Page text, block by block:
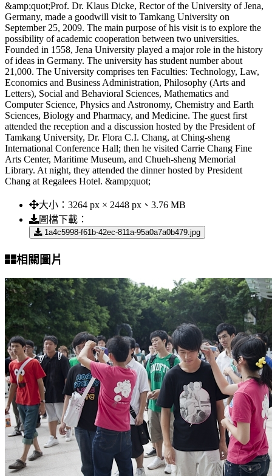
&amp;quot;Prof. Dr. Klaus Dicke, Rector of the University of Jena,
Germany, made a goodwill visit to Tamkang University on
September 25, 2009. The main purpose of his visit is to explore the
possibility of academic cooperation between two universities.
Founded in 1558, Jena University played a major role in the history
of ideas in Germany. The university has student number about
21,000. The University comprises ten Faculties: Technology, Law,
Economics and Business Administration, Philosophy (Arts and
Letters), Social and Behavioral Sciences, Mathematics and
Computer Science, Physics and Astronomy, Chemistry and Earth
Sciences, Biology and Pharmacy, and Medicine. The guest first
attended the reception and a discussion hosted by the President of
Tamkang University, Dr. Flora C.I. Chang, at Ching-sheng
International Conference Hall; then he visited Carrie Chang Fine
Arts Center, Maritime Museum, and Chueh-sheng Memorial
Library. At night, they attended the dinner hosted by President
Chang at Regalees Hotel. &amp;quot;
大小： 3264 px × 2448 px、3.76 MB
圖檔下載：
1a4c5998-f61b-42ec-811a-95a0a7a0b479.jpg
相關圖片